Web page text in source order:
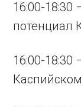
16:00-18:30
потенциал
16:00-18:30